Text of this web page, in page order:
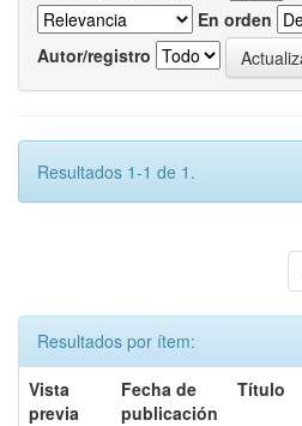
En orden
Autor/registro
Resultados 1-1 de 1.
Resultados por ítem:
Vista
previa
Fecha de
publicación
Título